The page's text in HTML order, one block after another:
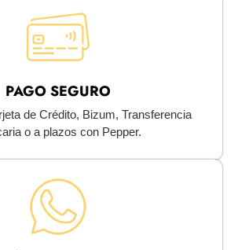
PAGO SEGURO
de Crédito, Bizum, Transferencia
o a plazos con Pepper.